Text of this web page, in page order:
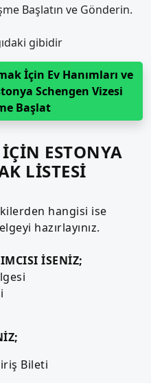
Başlatın ve Gönderin.
gibidir
İçin Ev Hanımları ve
Schengen Vizesi
Başlat
ESTONYA
LİSTESİ
hangisi ise
hazırlayınız.
İSENİZ;
Bileti